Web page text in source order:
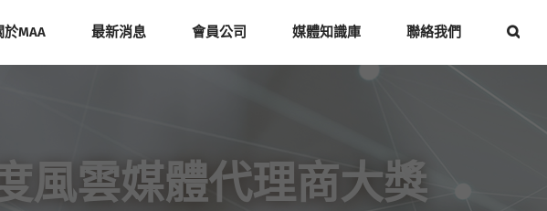
於MAA 最新消息 會員公司 媒體知識庫 聯絡我們
風雲媒體代理商大獎